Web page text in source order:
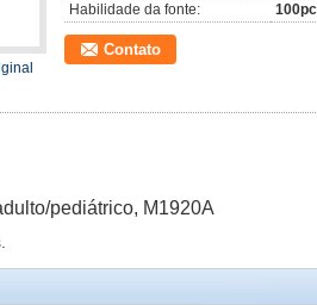
Habilidade da fonte:
Contato
pediátrico, M1920A